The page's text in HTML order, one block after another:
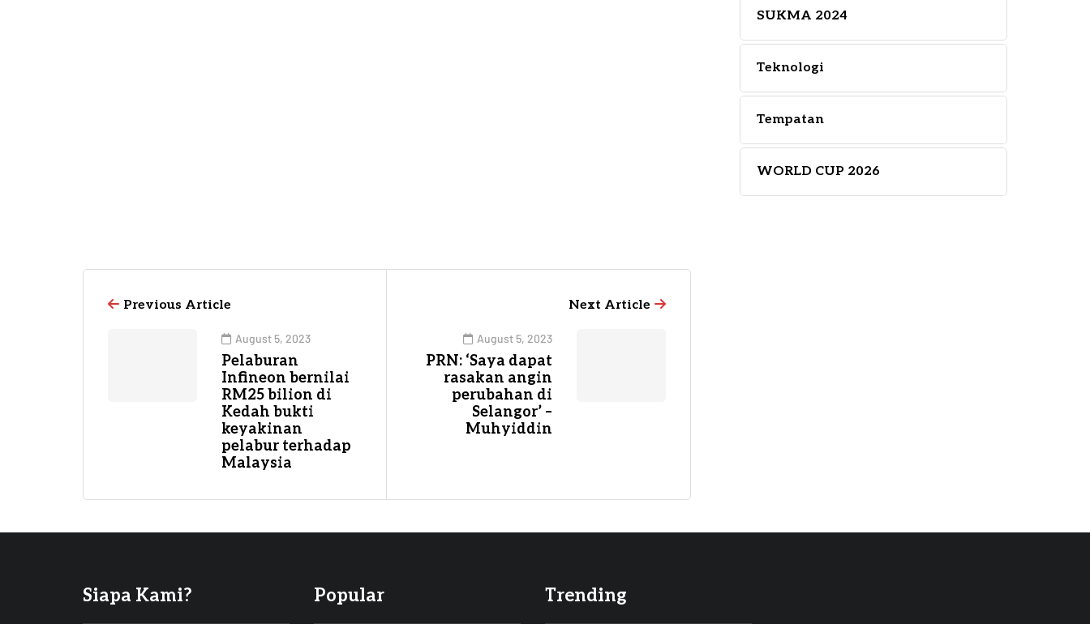
SUKMA 2024
Teknologi
Tempatan
WORLD CUP 2026
Previous Article
August 5, 2023
Pelaburan
Infineon bernilai
RM25 bilion di
Kedah bukti
keyakinan
pelabur terhadap
Malaysia
Next Article
August 5, 2023
PRN: ‘Saya dapat
rasakan angin
perubahan di
Selangor’ –
Muhyiddin
Siapa Kami? Popular Trending